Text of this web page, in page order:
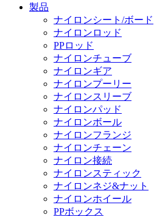
製品
ナイロンシート/ボード
ナイロンロッド
PPロッド
ナイロンチューブ
ナイロンギア
ナイロンプーリー
ナイロンスリーブ
ナイロンパッド
ナイロンボール
ナイロンフランジ
ナイロンチェーン
ナイロン接続
ナイロンスティック
ナイロンネジ&ナット
ナイロンホイール
PPボックス